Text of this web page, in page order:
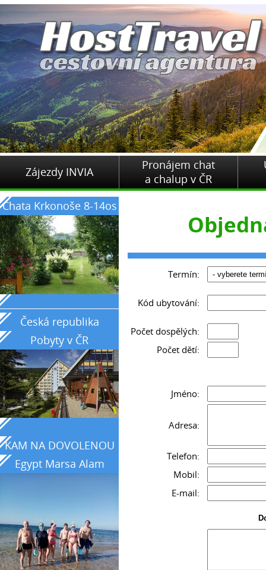
Zájezdy INVIA
Pronájem chat
a chalup v ČR
Chata Krkonoše 8-14os
_____________________________________________
Česká republika
Pobyty v ČR
KAM NA DOVOLENOU
Egypt Marsa Alam
Termín:
Kód ubytování:
Počet dospělých:
Počet dětí:
Jméno:
Adresa:
Telefon:
Mobil:
E-mail: